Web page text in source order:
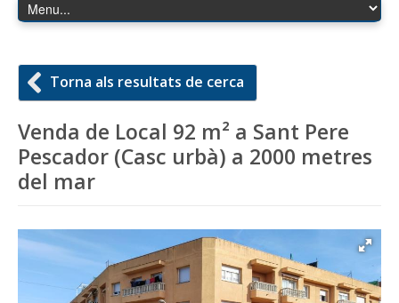
Torna als resultats de cerca
Venda de Local 92 m² a Sant Pere
Pescador (Casc urbà) a 2000 metres
del mar